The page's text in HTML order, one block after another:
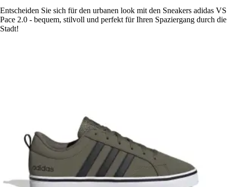
Entscheiden Sie sich für den urbanen look mit den Sneakers adidas VS
Pace 2.0 - bequem, stilvoll und perfekt für Ihren Spaziergang durch die
Stadt!